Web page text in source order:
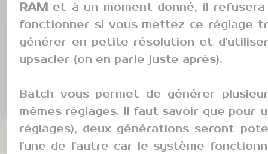
RAM et à un moment donné, il
fonctionner si vous mettez ce réglage
générer en petite résolution et
upsacler (on en parle juste après).
Batch vous permet de générer
mêmes réglages. Il faut savoir que pour
réglages), deux générations seront
l'une de l'autre car le système